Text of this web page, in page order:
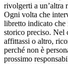
rivolgerti a un’altra
Ogni volta che
libretto indicato che
storico preciso. Nel
affittassi o altro,
perché non è
prossimo